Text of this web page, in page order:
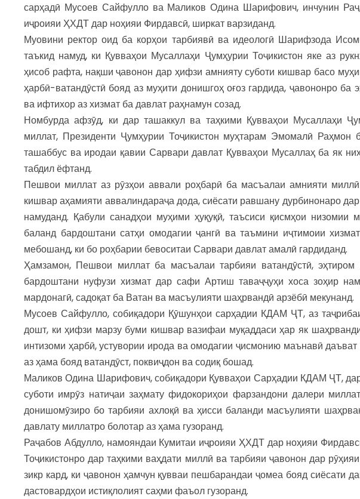
сарҳадӣ Мусоев Сайфулло ва Маликов Одина Шарифович, инчунин
иҷроияи ҲХДТ дар ноҳияи Фирдавсӣ, ширкат варзиданд.
Муовини ректор оид ба корҳои тарбиявӣ ва идеологӣ Шарифзода
таъкид намуд, ки Қувваҳои Мусаллаҳи Ҷумҳурии Тоҷикистон яке аз
ҳисоб рафта, нақши ҷавонон дар ҳифзи амнияту суботи кишвар басо
ҳарбӣ-ватандӯстӣ бояд аз муҳити донишгоҳ оғоз гардида, ҷавононро ба
ва ифтихор аз хизмат ба давлат раҳнамун созад.
Номбурда афзӯд, ки дар ташаккул ва таҳкими Қувваҳои Мусаллаҳи
миллат, Президенти Ҷумҳурии Тоҷикистон муҳтарам Эмомалӣ Раҳмон
ташаббус ва иродаи қавии Сарвари давлат Қувваҳои Мусаллаҳ ба як
табдил ёфтанд.
Пешвои миллат аз рӯзҳои аввали роҳбарӣ ба масъалаи амнияти
кишвар аҳамияти аввалиндараҷа дода, сиёсати равшану дурбинонаро
намуданд. Қабули санадҳои муҳими ҳуқуқӣ, таъсиси қисмҳои низомии
баланд бардоштани сатҳи омодагии ҷангӣ ва таъмини иҷтимоии
мебошанд, ки бо роҳбарии бевоситаи Сарвари давлат амалӣ гардиданд.
Ҳамзамон, Пешвои миллат ба масъалаи тарбияи ватандӯстӣ,
бардоштани нуфузи хизмат дар сафи Артиш таваҷҷуҳи хоса зоҳир
мардонагӣ, садоқат ба Ватан ва масъулияти шаҳрвандӣ арзёбӣ мекунанд.
Мусоев Сайфулло, собиқадори Қӯшунҳои сарҳадии КДАМ ҶТ, аз
дошт, ки ҳифзи марзу буми кишвар вазифаи муқаддаси ҳар як
интизоми ҳарбӣ, устувории ирода ва омодагии ҷисмонию маънавӣ
аз ҳама бояд ватандӯст, поквиҷдон ва содиқ бошад.
Маликов Одина Шарифович, собиқадори Қувваҳои Сарҳадии КДАМ ҶТ,
суботи имрӯз натиҷаи заҳмату фидокориҳои фарзандони далери
донишомӯзиро бо тарбияи ахлоқӣ ва ҳисси баланди масъулияти
давлату миллатро болотар аз ҳама гузоранд.
Раҷабов Абдулло, намояндаи Кумитаи иҷроияи ҲХДТ дар ноҳияи
Тоҷикистонро дар таҳкими ваҳдати миллӣ ва тарбияи ҷавонон дар
зикр кард, ки ҷавонон ҳамчун қувваи пешбарандаи ҷомеа бояд сиёсати
дастовардҳои истиқлолият саҳми фаъол гузоранд.